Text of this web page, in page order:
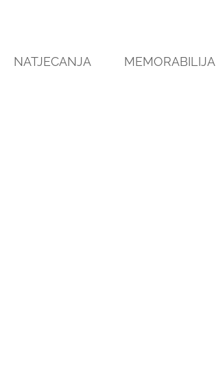
NATJECANJA MEMORABILIJA